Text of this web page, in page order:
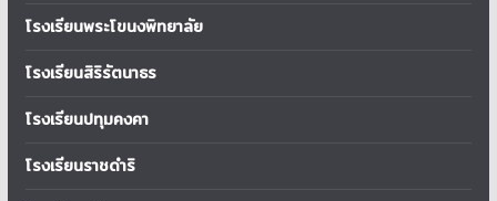
โรงเรียนพระโขนงพิทยาลัย
โรงเรียนสิริรัตนาธร
โรงเรียนปทุมคงคา
โรงเรียนราชดำริ